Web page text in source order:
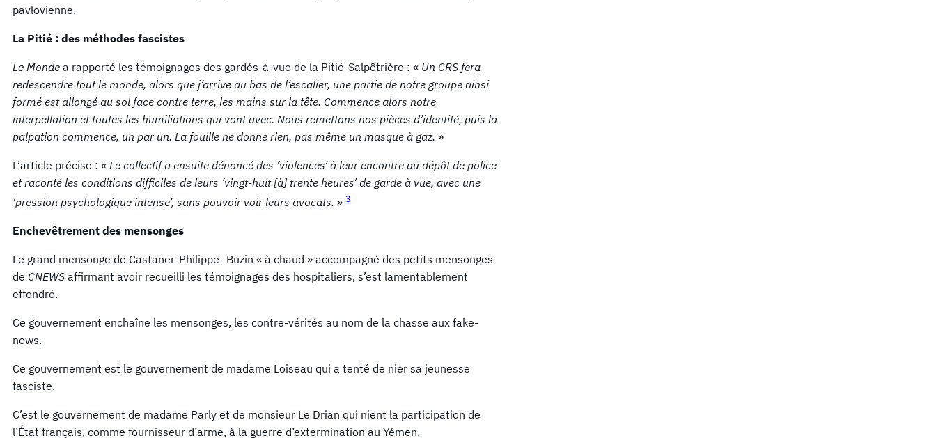
pavlovienne.
La Pitié : des méthodes fascistes
Le Monde a rapporté les témoignages des gardés-à-vue de la Pitié-Salpêtrière : « Un CRS fera
redescendre tout le monde, alors que j’arrive au bas de l’escalier, une partie de notre groupe ainsi
formé est allongé au sol face contre terre, les mains sur la tête. Commence alors notre
interpellation et toutes les humiliations qui vont avec. Nous remettons nos pièces d’identité, puis la
palpation commence, un par un. La fouille ne donne rien, pas même un masque à gaz. »
L’article précise : « Le collectif a ensuite dénoncé des ‘violences’à leur encontre au dépôt de police
et raconté les conditions difficiles de leurs ‘vingt-huit [à] trente heures’de garde à vue, avec une
‘pression psychologique intense’, sans pouvoir voir leurs avocats. » 3
Enchevêtrement des mensonges
Le grand mensonge de Castaner-Philippe- Buzin « à chaud » accompagné des petits mensonges
de CNEWS affirmant avoir recueilli les témoignages des hospitaliers, s’est lamentablement
effondré.
Ce gouvernement enchaîne les mensonges, les contre-vérités au nom de la chasse aux fake-
news.
Ce gouvernement est le gouvernement de madame Loiseau qui a tenté de nier sa jeunesse
fasciste.
C’est le gouvernement de madame Parly et de monsieur Le Drian qui nient la participation de
l’État français, comme fournisseur d’arme, à la guerre d’extermination au Yémen.